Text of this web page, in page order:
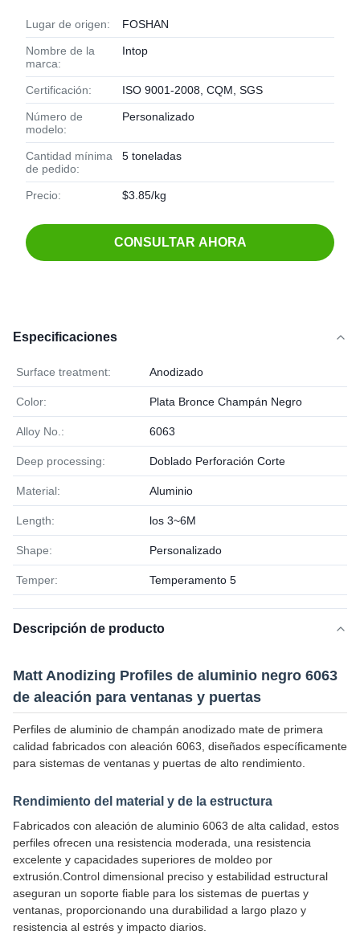
Lugar de origen: FOSHAN
Nombre de la
marca:
Intop
Certificación: ISO 9001-2008, CQM, SGS
Número de
modelo:
Personalizado
Cantidad mínima
de pedido:
5 toneladas
Precio: $3.85/kg
CONSULTAR AHORA
Especificaciones
Surface treatment: Anodizado
Color: Plata Bronce Champán Negro
Alloy No.: 6063
Deep processing: Doblado Perforación Corte
Material: Aluminio
Length: los 3~6M
Shape: Personalizado
Temper: Temperamento 5
Descripción de producto
Matt Anodizing Profiles de aluminio negro 6063
de aleación para ventanas y puertas
Perfiles de aluminio de champán anodizado mate de primera
calidad fabricados con aleación 6063, diseñados específicamente
para sistemas de ventanas y puertas de alto rendimiento.
Rendimiento del material y de la estructura
Fabricados con aleación de aluminio 6063 de alta calidad, estos
perfiles ofrecen una resistencia moderada, una resistencia
excelente y capacidades superiores de moldeo por
extrusión.Control dimensional preciso y estabilidad estructural
aseguran un soporte fiable para los sistemas de puertas y
ventanas, proporcionando una durabilidad a largo plazo y
resistencia al estrés y impacto diarios.